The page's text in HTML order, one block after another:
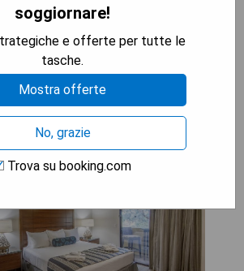
LA DISPONIBILITÀ
Club Vacations
Resort
soggiornare!
e offerte per tutte le
tasche.
Mostra offerte
No, grazie
Trova su booking.com